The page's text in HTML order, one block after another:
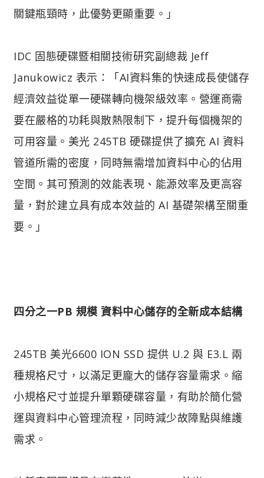
關鍵瓶頸時，此優勢更顯重要。」
IDC 固態硬碟暨相關技術研究副總裁 Jeff
Janukowicz 表示：「AI資料集的快速成長使儲存
經濟效益從單一硬碟轉向機架級效率。營運商需
要在嚴格的功耗與散熱限制下，提升每個機架的
可用容量。美光 245TB 硬碟提供了擴充 AI 資料
管道所需的密度，同時無需增加資料中心的佔用
空間。其可預測的效能表現、能源效率及更高容
量，對於建立具有成本效益的 AI 基礎架構至關重
要。」
四分之一PB 規模 資料中心儲存的全新成本結構
245TB 美光6600 ION SSD 提供 U.2 與 E3.L 兩
種規格尺寸，以滿足更龐大的儲存容量需求。縮
小規格尺寸並提升單顆硬碟容量，有助於簡化營
運與資料中心管理流程，同時減少故障點與維護
需求。